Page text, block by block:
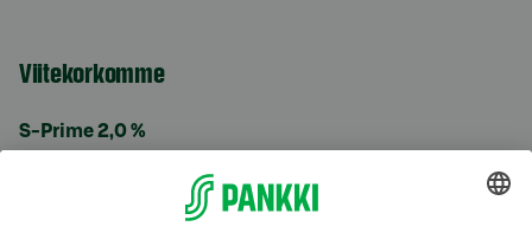
Viitekorkomme
S-Prime 2,0 %